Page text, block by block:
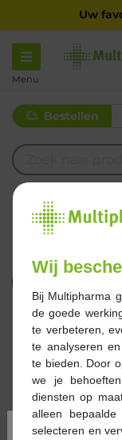
Uw
Menu
Bestellen
Wij
Bij Multipharma
de goede
te verbeteren,
te analyseren
te bieden. Door
we je
diensten op
alleen
selecteren en